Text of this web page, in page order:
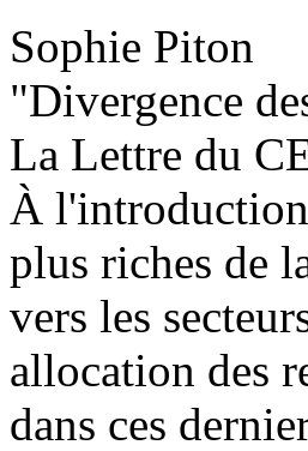
Sophie Piton
"Divergence
La Lettre du
À l'introduction
plus riches de
vers les
allocation des
dans ces